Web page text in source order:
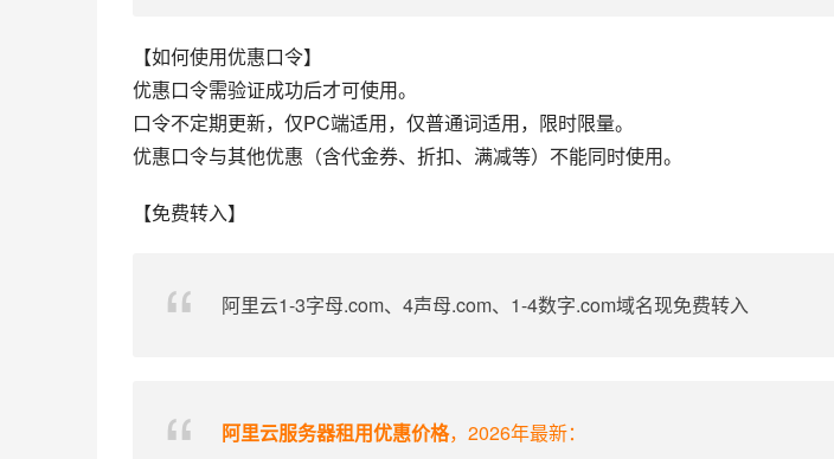
【如何使用优惠口令】
优惠口令需验证成功后才可使用。
口令不定期更新，仅PC端适用，仅普通词适用，限时限量。
优惠口令与其他优惠（含代金券、折扣、满减等）不能同时使用。
【免费转入】
阿里云1-3字母.com、4声母.com、1-4数字.com域名现免费转入
阿里云服务器租用优惠价格，2026年最新：